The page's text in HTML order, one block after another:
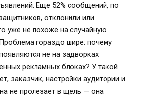
Еще 52% сообщений, по
отклонили или
уже не похоже на случайную
гораздо шире: почему
не на задворках
рекламных блоках? У такой
заказчик, настройки аудитории и
не пролезает в щель — она